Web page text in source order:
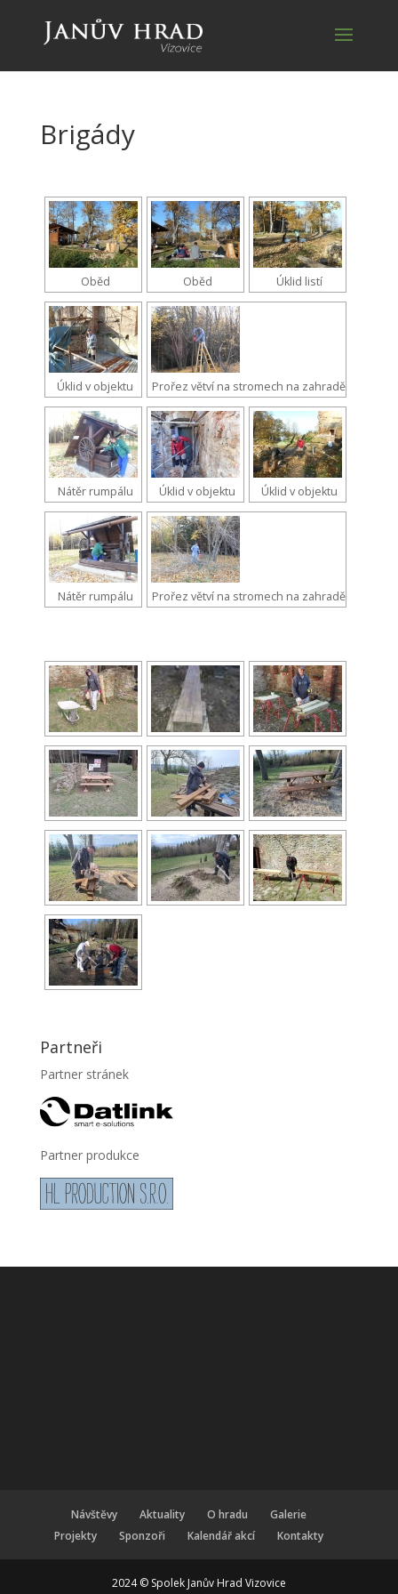
Brigády
Oběd Oběd Úklid listí
Úklid v objektu Prořez větví na stromech na zahradě
Nátěr rumpálu Úklid v objektu Úklid v objektu
Nátěr rumpálu Prořez větví na stromech na zahradě
Partneři
Partner stránek
Partner produkce
Návštěvy Aktuality O hradu
Galerie
Projekty
Sponzoři Kalendář akcí Kontakty
2024 © Spolek Janův Hrad Vizovice